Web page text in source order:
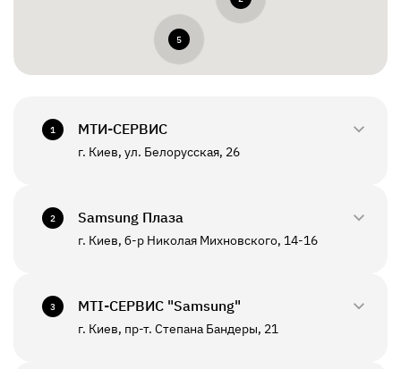
5
1 МТИ-СЕРВИС
г. Киев, ул. Белорусская, 26
+380(44)458-3870
СБ - ВС
Выходной
2 Samsung Плаза
г. Киев, б-р Николая Михновского, 14-16
+380(44)590-2805
3 МТI-СЕРВИС "Samsung"
г. Киев, пр-т. Степана Бандеры, 21